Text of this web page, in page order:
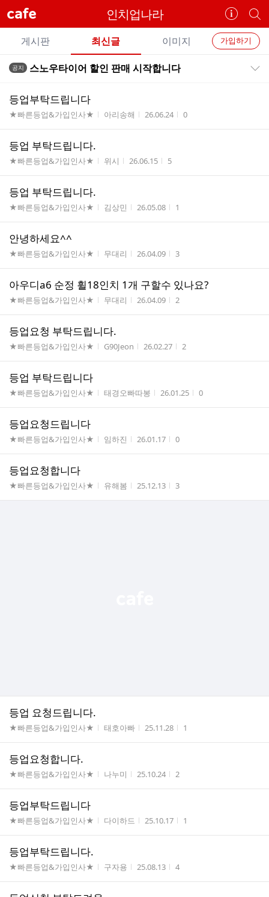
cafe 인치업나라
카
페
정
보
개
별
카
페
검
카
페
메
뉴
가입하기
게시판 최신글 이미지
전
글
트
공지 스노우타이어 할인 판매 시작합니다
등업부탁드립니다
게시판명
★빠른등업&가입인사★ 작성자
아리송해 작성시간
26.06.24 조회수
0
등업 부탁드립니다.
게시판명
★빠른등업&가입인사★ 작성자
위시 작성시간
26.06.15 조회수
5
등업 부탁드립니다.
게시판명
★빠른등업&가입인사★ 작성자
김상민 작성시간
26.05.08 조회수
1
안녕하세요^^
게시판명
★빠른등업&가입인사★ 작성자
무대리 작성시간
26.04.09 조회수
3
아우디a6 순정 휠18인치 1개 구할수 있나요?
게시판명
★빠른등업&가입인사★ 작성자
무대리 작성시간
26.04.09 조회수
2
등업요청 부탁드립니다.
게시판명
★빠른등업&가입인사★ 작성자
G90Jeon 작성시간
26.02.27 조회수
2
등업 부탁드립니다
게시판명
★빠른등업&가입인사★ 작성자
태경오빠따봉 작성시간
26.01.25 조회수
0
등업요청드립니다
게시판명
★빠른등업&가입인사★ 작성자
임하진 작성시간
26.01.17 조회수
0
등업요청합니다
게시판명
★빠른등업&가입인사★ 작성자
유해봄 작성시간
25.12.13 조회수
3
등업 요청드립니다.
게시판명
★빠른등업&가입인사★ 작성자
태호아빠 작성시간
25.11.28 조회수
1
등업요청합니다.
게시판명
★빠른등업&가입인사★ 작성자
나누미 작성시간
25.10.24 조회수
2
등업부탁드립니다
게시판명
★빠른등업&가입인사★ 작성자
다이하드 작성시간
25.10.17 조회수
1
등업부탁드립니다.
게시판명
★빠른등업&가입인사★ 작성자
구자용 작성시간
25.08.13 조회수
4